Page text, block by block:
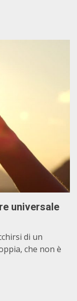
universale
di un
che non è